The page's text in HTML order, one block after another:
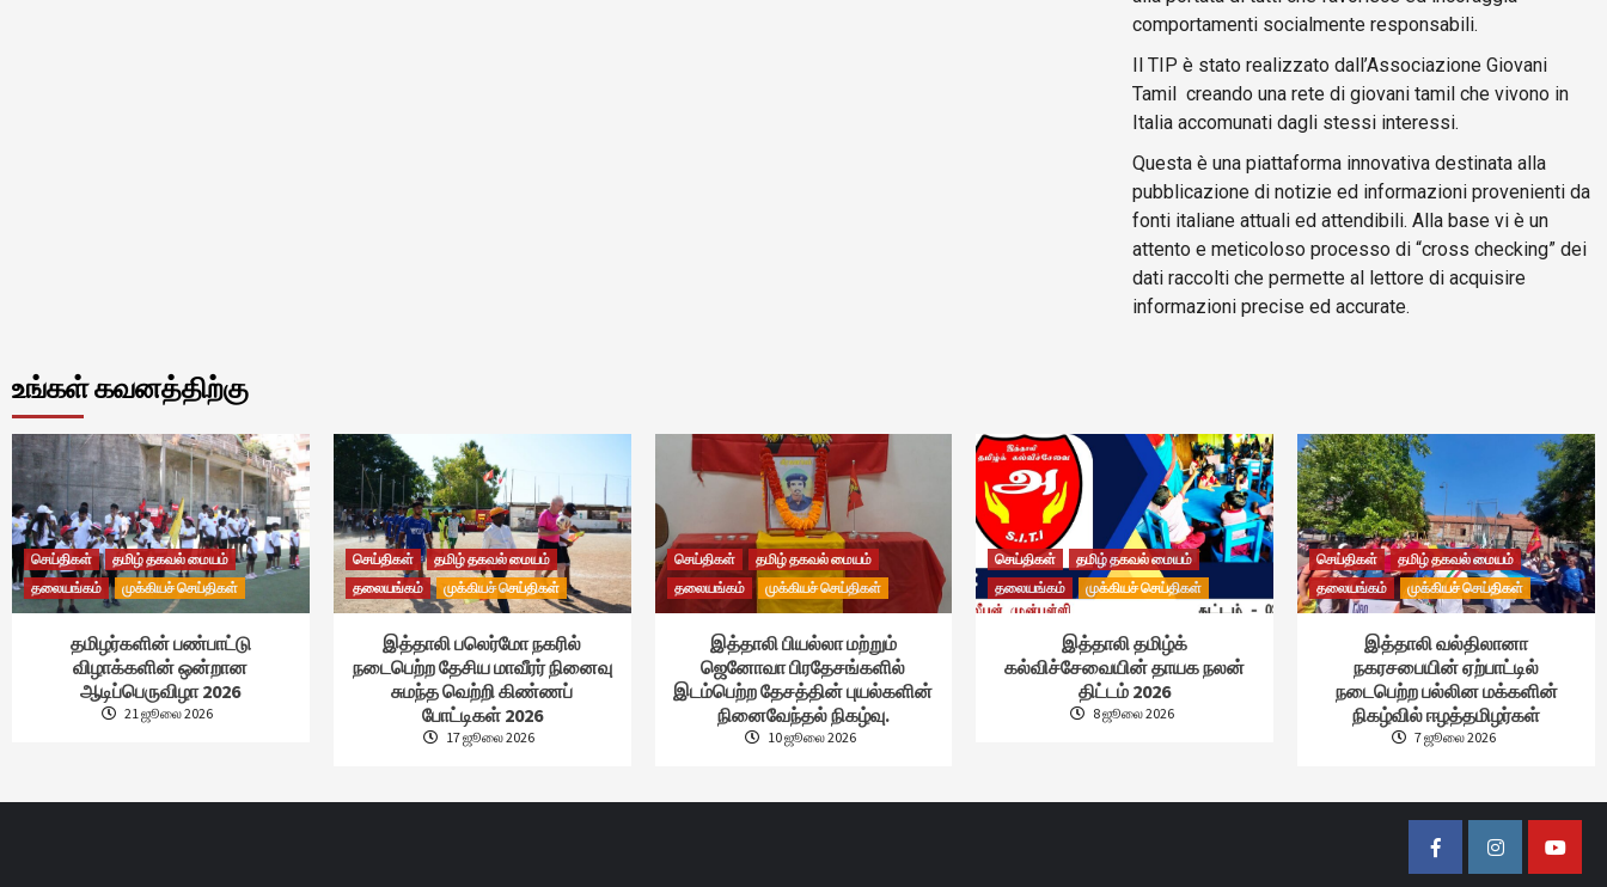
comportamenti socialmente responsabili.
Il TIP è stato realizzato dall’Associazione Giovani
Tamil creando una rete di giovani tamil che vivono in
Italia accomunati dagli stessi interessi.
Questa è una piattaforma innovativa destinata alla
pubblicazione di notizie ed informazioni provenienti da
fonti italiane attuali ed attendibili. Alla base vi è un
attento e meticoloso processo di “cross checking” dei
dati raccolti che permette al lettore di acquisire
informazioni precise ed accurate.
உங்கள் கவனத்திற்கு
செய்திகள்
தமிழ் தகவல் மையம்
தலையங்கம்
முக்கியச் செய்திகள்
தமிழர்களின் பண்பாட்டு
விழாக்களின் ஒன்றான
ஆடிப்பெருவிழா 2026
21 ஜூலை 2026
செய்திகள்
தமிழ் தகவல் மையம்
தலையங்கம்
முக்கியச் செய்திகள்
இத்தாலி பலெர்மோ நகரில்
நடைபெற்ற தேசிய மாவீரர் நினைவு
சுமந்த வெற்றி கிண்ணப்
போட்டிகள் 2026
17 ஜூலை 2026
செய்திகள்
தமிழ் தகவல் மையம்
தலையங்கம்
முக்கியச் செய்திகள்
இத்தாலி பியல்லா மற்றும்
ஜெனோவா பிரதேசங்களில்
இடம்பெற்ற தேசத்தின் புயல்களின்
நினைவேந்தல் நிகழ்வு.
10 ஜூலை 2026
செய்திகள்
தமிழ் தகவல் மையம்
தலையங்கம்
முக்கியச் செய்திகள்
இத்தாலி தமிழ்க்
கல்விச்சேவையின் தாயக நலன்
திட்டம் 2026
8 ஜூலை 2026
செய்திகள்
தமிழ் தகவல் மையம்
தலையங்கம்
முக்கியச் செய்திகள்
இத்தாலி வல்திலானா
நகரசபையின் ஏற்பாட்டில்
நடைபெற்ற பல்லின மக்களின்
நிகழ்வில் ஈழத்தமிழர்கள்
7 ஜூலை 2026
FacebookInstagram